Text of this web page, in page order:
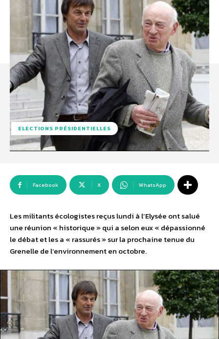
ELECTIONS PRÉSIDENTIELLES
Facebook X WhatsApp
Les militants écologistes reçus lundi à l’Elysée ont salué
une réunion « historique » qui a selon eux « dépassionné
le débat et les a « rassurés » sur la prochaine tenue du
Grenelle de l’environnement en octobre.